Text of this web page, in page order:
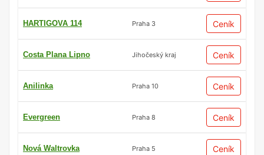
HARTIGOVA 114 Praha 3 Ceník
Costa Plana Lipno Jihočeský kraj Ceník
Anilinka Praha 10 Ceník
Evergreen Praha 8 Ceník
Nová Waltrovka Praha 5 Ceník